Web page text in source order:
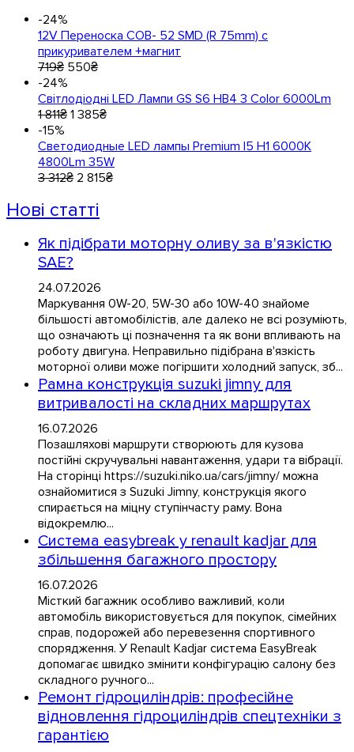
-24%
12V Переноска COB- 52 SMD (R 75mm) c
прикуривателем +магнит
719₴ 550₴
-24%
Світлодіодні LED Лампи GS S6 HB4 3 Color 6000Lm
1 811₴ 1 385₴
-15%
Светодиодные LED лампы Premium I5 H1 6000K
4800Lm 35W
3 312₴ 2 815₴
Нові статті
Як підібрати моторну оливу за в'язкістю
SAE?
24.07.2026
Маркування 0W-20, 5W-30 або 10W-40 знайоме
більшості автомобілістів, але далеко не всі розуміють,
що означають ці позначення та як вони впливають на
роботу двигуна. Неправильно підібрана в'язкість
моторної оливи може погіршити холодний запуск, зб...
Рамна конструкція suzuki jimny для
витривалості на складних маршрутах
16.07.2026
Позашляхові маршрути створюють для кузова
постійні скручувальні навантаження, удари та вібрації.
На сторінці https://suzuki.niko.ua/cars/jimny/ можна
ознайомитися з Suzuki Jimny, конструкція якого
спирається на міцну ступінчасту раму. Вона
відокремлю...
Система easybreak у renault kadjar для
збільшення багажного простору
16.07.2026
Місткий багажник особливо важливий, коли
автомобіль використовується для покупок, сімейних
справ, подорожей або перевезення спортивного
спорядження. У Renault Kadjar система EasyBreak
допомагає швидко змінити конфігурацію салону без
складного ручного...
Ремонт гідроциліндрів: професійне
відновлення гідроциліндрів спецтехніки з
гарантією